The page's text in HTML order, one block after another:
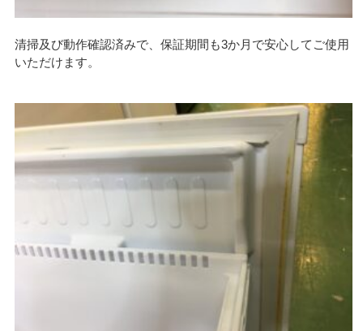
清掃及び動作確認済みで、保証期間も3か月で安心してご使用
いただけます。